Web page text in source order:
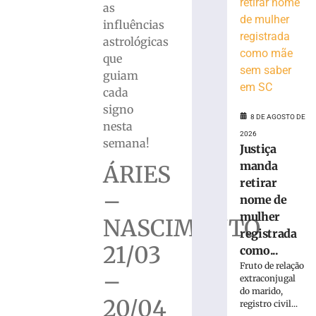
as
influências
astrológicas
que
guiam
cada
signo
nesta
semana!
ÁRIES
–
NASCIMENTO
21/03
–
20/04
monitorar
desinformação
eleições
TRE-
realiza
distribuição
8 DE AGOSTO DE
2026
Justiça
manda
retirar
nome de
mulher
registrada
como...
Fruto de relação
extraconjugal
do marido,
registro civil...